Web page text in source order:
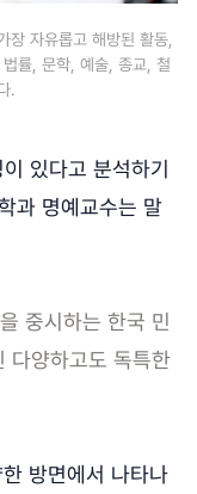
장 자유롭고 해방된 활동,
률, 문학, 예술, 종교, 철
.
있다고 분석하기
과 명예교수는 말
중시하는 한국 민
다양하고도 독특한
방면에서 나타나